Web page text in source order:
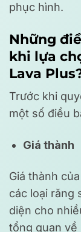
phục hình.
Những
khi lựa
Lava
Trước khi
một số điều
Giá thành
Giá thành
các loại răng
diện cho
tổng quan về